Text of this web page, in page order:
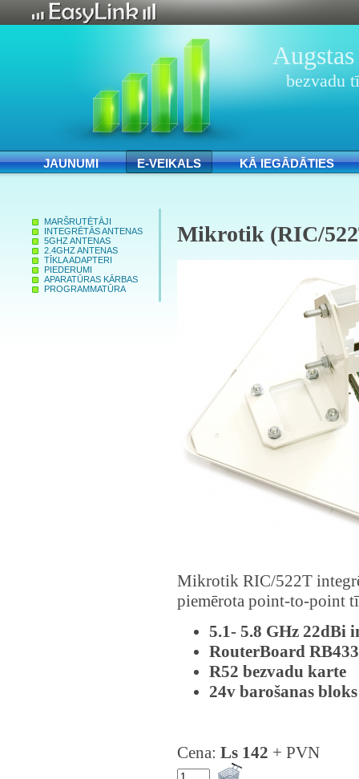
bezvadu
JAUNUMI E-VEIKALS KĀ IEGĀDĀTIES
MARŠRUTĒTĀJI
INTEGRĒTĀS ANTENAS
5GHZ ANTENAS
2.4GHZ ANTENAS
TĪKLA ADAPTERI
PIEDERUMI
APARATŪRAS KĀRBAS
PROGRAMMATŪRA
Mikrotik (RIC/
Mikrotik RIC/522T
piemērota point-to-point
5.1- 5.8 GHz 22dBi
RouterBoard RB433
R52 bezvadu karte
24v barošanas
Cena: Ls 142 + PVN